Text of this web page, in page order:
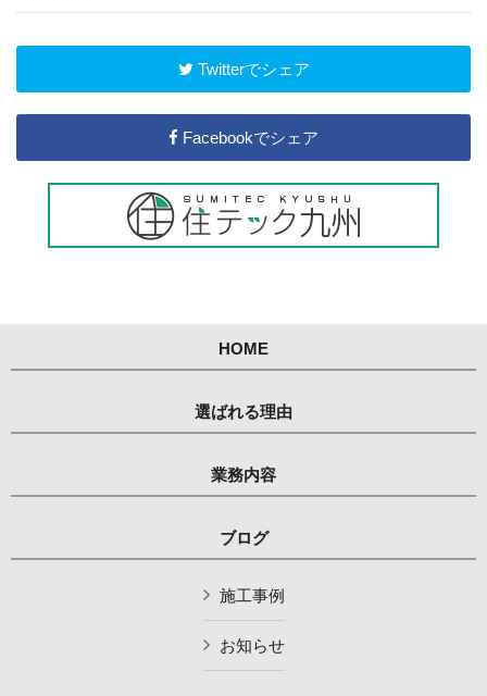
Twitterでシェア
Facebookでシェア
HOME
選ばれる理由
業務内容
ブログ
施工事例
お知らせ